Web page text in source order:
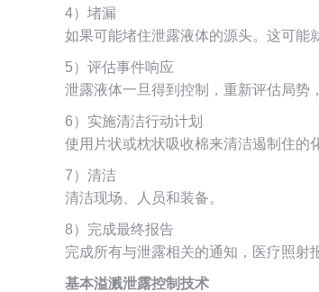
4）堵漏
如果可能堵住泄露液体的源头。这可能
5）评估事件响应
泄露液体一旦得到控制，重新评估局势
6）实施清洁行动计划
使用片状或枕状吸收棉来清洁遏制住的
7）清洁
清洁现场、人员和装备。
8）完成最终报告
完成所有与泄露相关的通知，医疗照射
基本溢溅泄露控制技术